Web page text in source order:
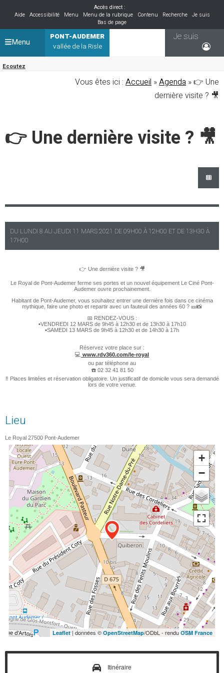
Accès direct :
Aide
Accessibilité Menu Menu de la rubrique Contenu Recherche
Je suis
Bas de page
PONT-AUDEMER
vallée de la Risle
Ecoutez
Je suis
Menu
Vous êtes ici : Accueil »Agenda » 👉 Une
dernière visite ? 🎥
👉 Une dernière visite ? 🎥
DU LUNDI 8 AU JEUDI 11 MARS 2021 DE09H00 À 12H00 ET DE 13H30 À
17H00
👉 Une dernière visite ? 🎥
Le Royal de Pont-Audemer ferme ses portes et un nouvel équipement Le Ciné Pont-
Audemerouvre prochainement.
Habitant de Pont-Audemer, vous souhaitez entrer une dernière fois dans ce cinéma
mythique, faire une photo et repartir avec un fauteuil des années 60 ? 🎫📸
📅 RENDEZ-VOUS :
▪️VENDREDI 12 MARS de 9h45 à 12h30 et de 13h30 à 17h10
▪️SAMEDI 13 MARS de 9h45 à 12h30 et de 14h30 à 17h
Réservez votre place sur :
💻 www.rdv360.com/le-royal
ou par téléphone au
☎️02 32 41 81 50
‼️ Places limitées et réservation obligatoire. Un justificatif de domicile vous sera demandé
lors de votre venue.
Lieu
Le Royal 27500 Pont-Audemer
+
−
Leaflet | données ©OpenStreetMap/ODbL - rendu OSM France
Itinéraire